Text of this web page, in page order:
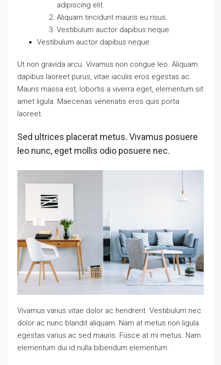
adipiscing elit.
Aliquam tincidunt mauris eu risus.
Vestibulum auctor dapibus neque.
Vestibulum auctor dapibus neque.
Ut non gravida arcu. Vivamus non congue leo. Aliquam
dapibus laoreet purus, vitae iaculis eros egestas ac.
Mauris massa est, lobortis a viverra eget, elementum sit
amet ligula. Maecenas venenatis eros quis porta
laoreet.
Sed ultrices placerat metus. Vivamus posuere
leo nunc, eget mollis odio posuere nec.
Vivamus varius vitae dolor ac hendrerit. Vestibulum nec
dolor ac nunc blandit aliquam. Nam at metus non ligula
egestas varius ac sed mauris. Fusce at mi metus. Nam
elementum dui id nulla bibendum elementum.